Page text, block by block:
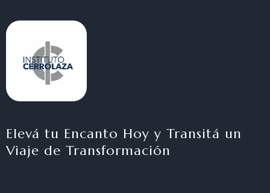
Elevá tu Encanto Hoy y Transitá un
Viaje de Transformación